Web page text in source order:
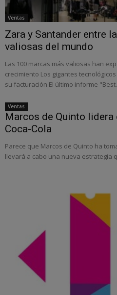
Ventas
Zara y Santander entre
valiosas del mundo
Las 100 marcas más valiosas han
crecimiento Los gigantes
su facturación El último informe
Ventas
Marcos de Quinto lidera
Coca-Cola
Parece que Marcos de Quinto ha
llevará a cabo una nueva estrategia